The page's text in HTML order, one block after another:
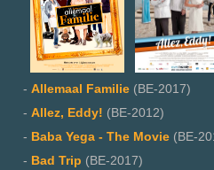
- Allemaal Familie (BE-2017)
- Allez, Eddy! (BE-2012)
- Baba Yega - The Movie (BE-
- Bad Trip (BE-2017)